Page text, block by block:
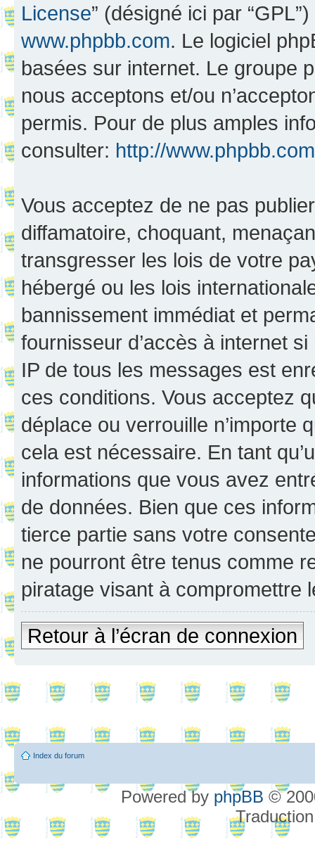
License” (désigné ici par
www.phpbb.com. Le logiciel
basées sur internet. Le groupe
nous acceptons et/ou
permis. Pour de plus amples
consulter: http://
Vous acceptez de ne pas
diffamatoire, choquant,
transgresser les lois de votre
hébergé ou les lois
bannissement immédiat et
fournisseur d’accès à internet
IP de tous les messages est
ces conditions. Vous acceptez
déplace ou verrouille n’importe
cela est nécessaire. En tant
informations que vous avez
de données. Bien que ces
tierce partie sans votre
ne pourront être tenus comme
piratage visant à compromettre
Retour à l’écran de connexion
Index du forum
Powered by phpBB ©